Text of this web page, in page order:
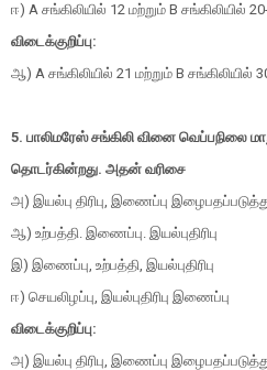
ஈ) A சங்கிலியில் 12 மற்றும் B
விடைக்குறிப்பு:
ஆ) A சங்கிலியில் 21 மற்றும் B
5. பாலிமரேஸ் சங்கிலி வினை வெப்பநிலை
தொடர்கின்றது. அதன் வரிசை
அ) இயல்பு திரிபு, இணைப்பு
ஆ) உற்பத்தி. இணைப்பு. இயல்புதிரிபு
இ) இணைப்பு, உற்பத்தி, இயல்புதிரிபு
ஈ) செயலிழப்பு, இயல்புதிரிபு இணைப்பு
விடைக்குறிப்பு:
அ) இயல்பு திரிபு, இணைப்பு